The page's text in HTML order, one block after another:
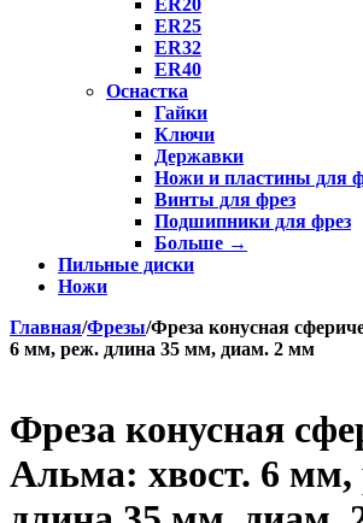
ER20
ER25
ER32
ER40
Оснастка
Гайки
Ключи
Державки
Ножи и пластины для
Винты для фрез
Подшипники для фрез
Больше →
Пильные диски
Ножи
Главная/Фрезы/Фреза конусная
6 мм, реж. длина 35 мм, диам. 2 мм
Фреза конусная
Альма: хвост. 6 мм,